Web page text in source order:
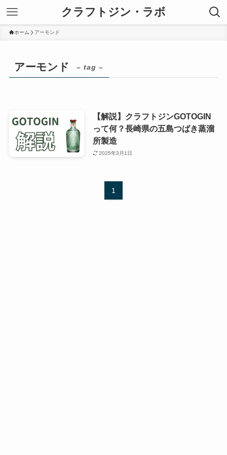
クラフトジン・ラボ
ホーム アーモンド
アーモンド – tag –
【解説】クラフトジンGOTOGIN
って何？長崎県の五島つばき蒸溜
所製造
2025年3月1日
1